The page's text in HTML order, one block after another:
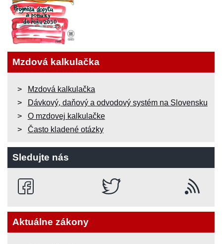
Mzdová kalkulačka
Mzdová kalkulačka
Dávkový, daňový a odvodový systém na Slovensku
O mzdovej kalkulačke
Často kladené otázky
Sledujte nás
Aktuálne zákony